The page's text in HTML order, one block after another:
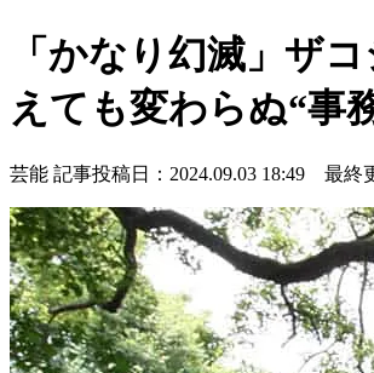
「かなり幻滅」ザ
えても変わらぬ“事
芸能 記事投稿日：2024.09.03 18:49 最終